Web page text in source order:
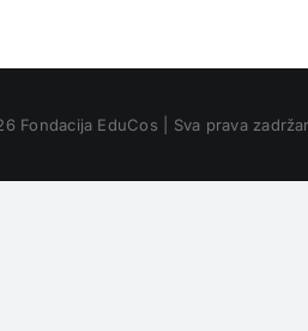
Fondacija EduCos | Sva prava